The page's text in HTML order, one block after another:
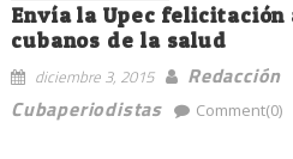
Envía la Upec
cubanos de la salud
diciembre 3, 2015
Redacción
Cubaperiodistas
Comment(0)